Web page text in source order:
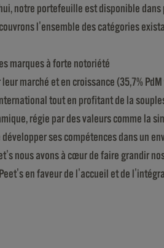
notre portefeuille est disponible dans
l'ensemble des catégories
marques à forte notoriété
marché et en croissance (35,7%
tout en profitant de la
régie par des valeurs comme la
ses compétences dans un
nous avons à cœur de faire grandir
en faveur de l'accueil et de